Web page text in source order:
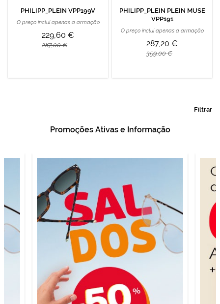
PHILIPP_PLEIN VPP199V
O preço inclui apenas a armação
229,60 €
287,00 €
PHILIPP_PLEIN PLEIN MUSE
VPP191
O preço inclui apenas a armação
287,20 €
359,00 €
Filtrar
Promoções Ativas e Informação